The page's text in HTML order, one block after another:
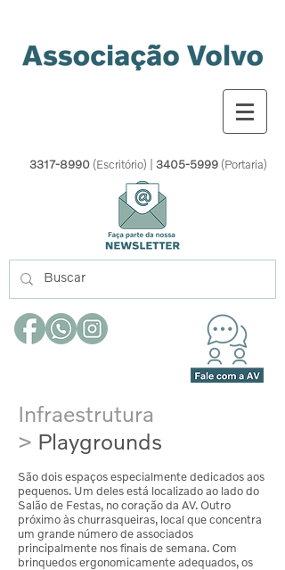
3317-8990 (Escritório) | 3405-5999(Portaria)
Infraestrutura
> Playgrounds
São dois espaços especialmente dedicados aos
pequenos. Um deles está localizado ao lado do
Salão de Festas, no coração da AV. Outro
próximo às churrasqueiras, local que concentra
um grande número de associados
principalmente nos finais de semana. Com
brinquedos ergonomicamente adequados, os